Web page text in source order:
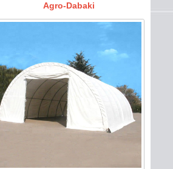
Agro-Dabaki